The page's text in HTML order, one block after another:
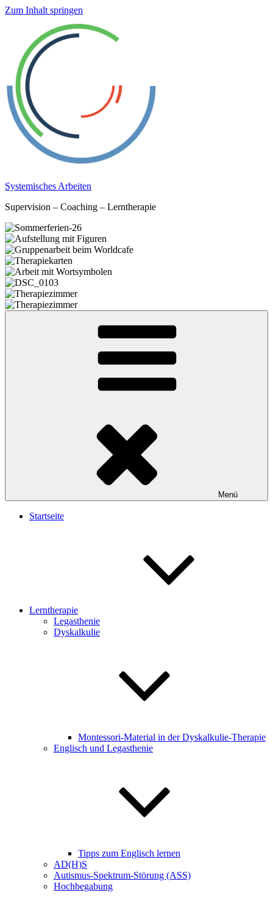
Zum Inhalt springen
Systemisches Arbeiten
Supervision – Coaching – Lerntherapie
Menü
Startseite
Lerntherapie
Legasthenie
Dyskalkulie
Montessori-Material in der Dyskalkulie-Therapie
Englisch und Legasthenie
Tipps zum Englisch lernen
AD(H)S
Autismus-Spektrum-Störung (ASS)
Hochbegabung